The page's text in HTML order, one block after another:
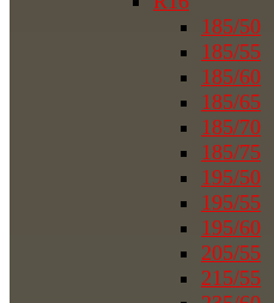
185/50
185/55
185/60
185/65
185/70
185/75
195/50
195/55
195/60
205/55
215/55